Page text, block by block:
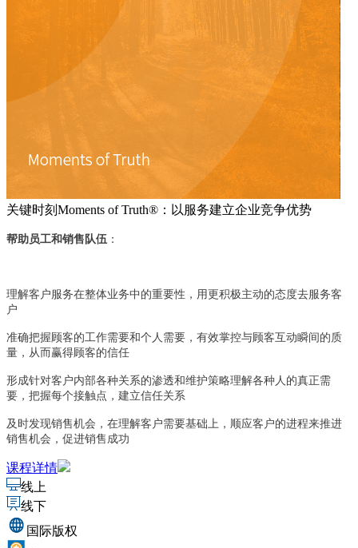
关键时刻Moments of Truth®：以服务建立企业竞争优势
帮助员工和销售队伍 ：
理解客户服务在整体业务中的重要性，用更积极主动的态度去服务客
户
准确把握顾客的工作需要和个人需要，有效掌控与顾客互动瞬间的质
量，从而赢得顾客的信任
形成针对客户内部各种关系的渗透和维护策略理解各种人的真正需
要，把握每个接触点，建立信任关系
及时发现销售机会，在理解客户需要基础上，顺应客户的进程来推进
销售机会，促进销售成功
课程详情
线上
线下
国际版权